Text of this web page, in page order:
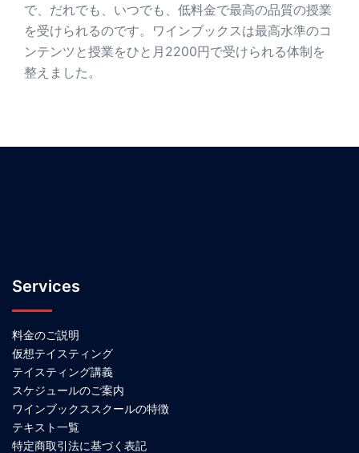
で、だれでも、いつでも、低料金で最高の品質の授業
を受けられるのです。ワインブックスは最高水準のコ
ンテンツと授業をひと月2200円で受けられる体制を
整えました。
Services
料金のご説明
仮想テイスティング
テイスティング講義
スケジュールのご案内
ワインブックススクールの特徴
テキスト一覧
特定商取引法に基づく表記